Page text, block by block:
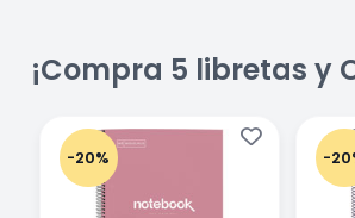
¡Compra 5 libretas y
-20% -